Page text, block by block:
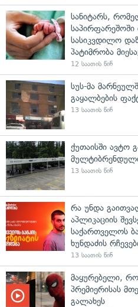
სანიტარს,
სასიკვდილო
პატიმრობა
12 საათის წინ
სუს-მა
გაყალბების
13 საათის წინ
ქუთაისში ავტო
13 საათის წინ
რა უნდა
აპლიკაციის
საქართველოს
ხუნდაძის
13 საათის წინ
მაყურებელი,
პრემიერისას
გალახეს